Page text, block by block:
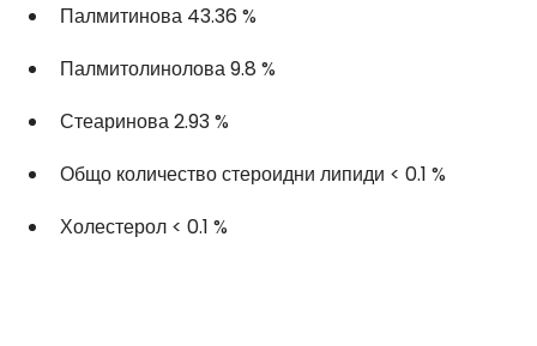
Палмитинова 43.36 %
Палмитолинолова 9.8 %
Стеаринова 2.93 %
Общо количество стероидни липиди < 0.1 %
Холестерол < 0.1 %